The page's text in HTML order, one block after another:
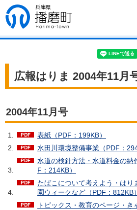
兵庫県 播磨
町
広報はりま 2004年11月
2004年11月号
表紙（PDF：199KB）
水田川環境整備事業（PDF：
水道の検針方法・水道料金の納
F：214KB）
たばこについて考えよう・はり
園ウィークなど（PDF：812KB）
トピックス・教育のページ・